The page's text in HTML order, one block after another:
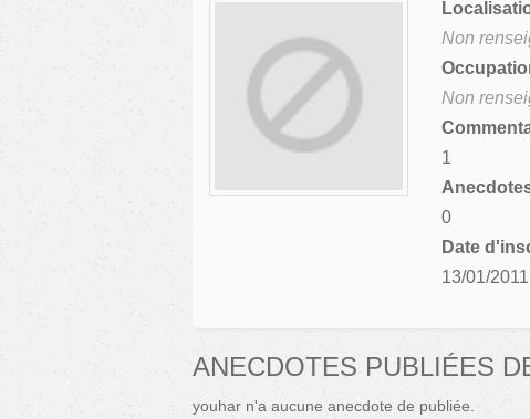
Non
Non
1
0
Date
13/01/2011
ANECDOTES PUBLIÉES
youhar n'a aucune anecdote de publiée.